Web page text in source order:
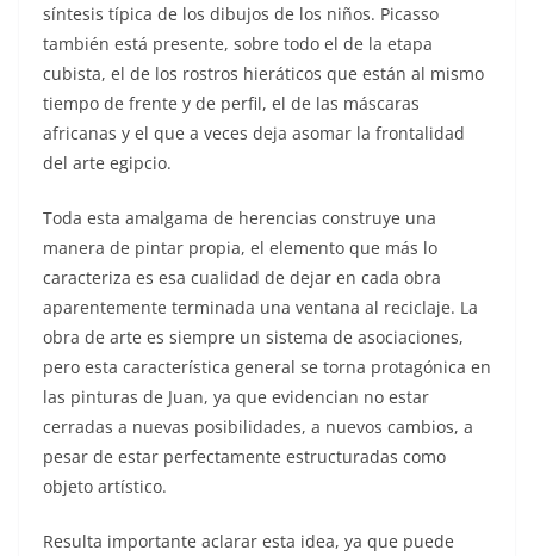
síntesis típica de los dibujos de los niños. Picasso
también está presente, sobre todo el de la etapa
cubista, el de los rostros hieráticos que están al mismo
tiempo de frente y de perfil, el de las máscaras
africanas y el que a veces deja asomar la frontalidad
del arte egipcio.
Toda esta amalgama de herencias construye una
manera de pintar propia, el elemento que más lo
caracteriza es esa cualidad de dejar en cada obra
aparentemente terminada una ventana al reciclaje. La
obra de arte es siempre un sistema de asociaciones,
pero esta característica general se torna protagónica en
las pinturas de Juan, ya que evidencian no estar
cerradas a nuevas posibilidades, a nuevos cambios, a
pesar de estar perfectamente estructuradas como
objeto artístico.
Resulta importante aclarar esta idea, ya que puede